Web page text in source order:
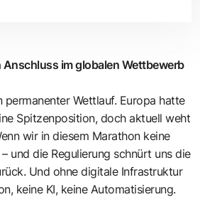
im globalen Wettbewerb
permanenter Wettlauf. Europa hatte
Spitzenposition, doch aktuell weht
wir in diesem Marathon keine
und die Regulierung schnürt uns die
Und ohne digitale Infrastruktur
keine KI, keine Automa­tisierung.